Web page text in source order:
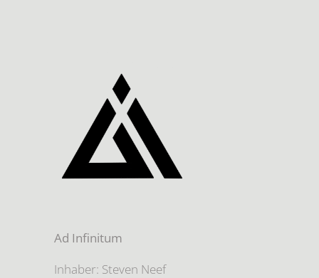
Ad Infinitum
Inhaber: Steven Neef